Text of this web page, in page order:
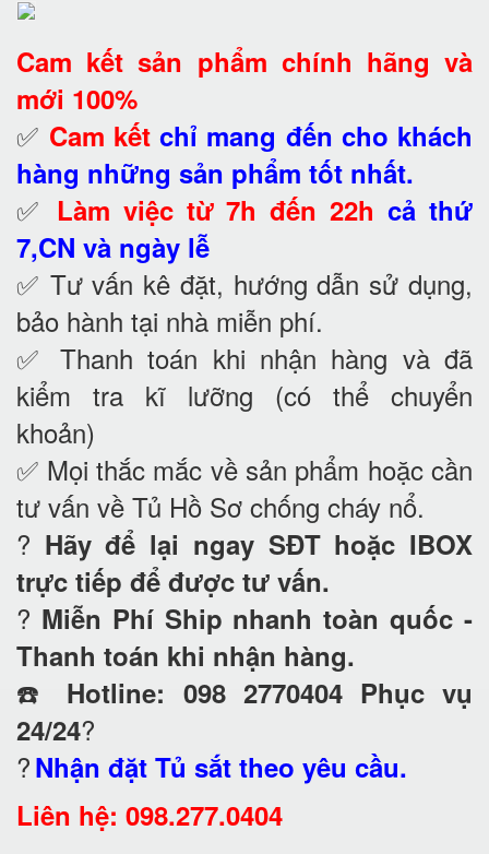
Cam kết sản phẩm chính hãng và
mới 100%
✅ Cam kết chỉ mang đến cho khách
hàng những sản phẩm tốt nhất.
✅ Làm việc từ 7h đến 22h cả thứ
7,CN và ngày lễ
✅ Tư vấn kê đặt, hướng dẫn sử dụng,
bảo hành tại nhà miễn phí.
✅ Thanh toán khi nhận hàng và đã
kiểm tra kĩ lưỡng (có thể chuyển
khoản)
✅ Mọi thắc mắc về sản phẩm hoặc cần
tư vấn về Tủ Hồ Sơ chống cháy nổ.
? Hãy để lại ngay SĐT hoặc IBOX
trực tiếp để được tư vấn.
? Miễn Phí Ship nhanh toàn quốc -
Thanh toán khi nhận hàng.
☎️ Hotline: 098 2770404 Phục vụ
24/24?
?Nhận đặt Tủ sắt theo yêu cầu.
Liên hệ: 098.277.0404